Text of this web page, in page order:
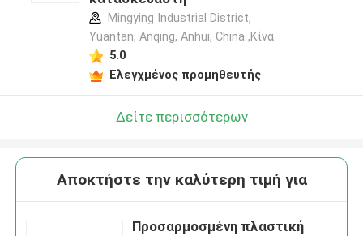
Mingying Industrial District,
Yuantan, Anqing, Anhui, China ,Κίνα
5.0
Ελεγχμένος προμηθευτής
Δείτε περισσότερων
Αποκτήστε την καλύτερη τιμή για
Προσαρμοσμένη πλαστική